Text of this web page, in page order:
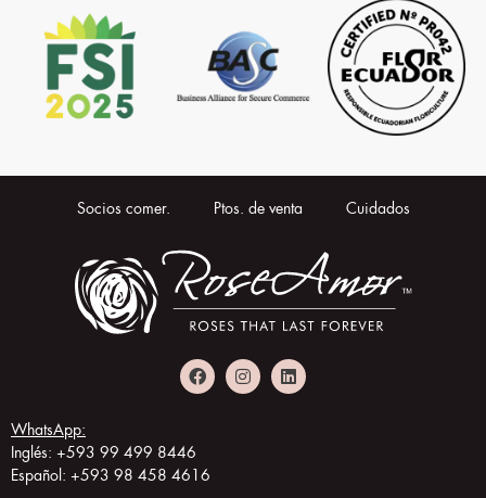
Socios comer. Ptos. de venta Cuidados
WhatsApp:
Inglés: +593 99 499 8446
Español: +593 98 458 4616